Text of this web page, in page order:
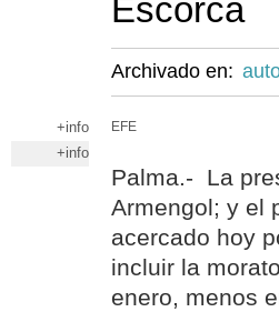
Escorca
Archivado en:
+info
+info
EFE
Palma.- La
Armengol; y el
acercado hoy
incluir la
enero, menos